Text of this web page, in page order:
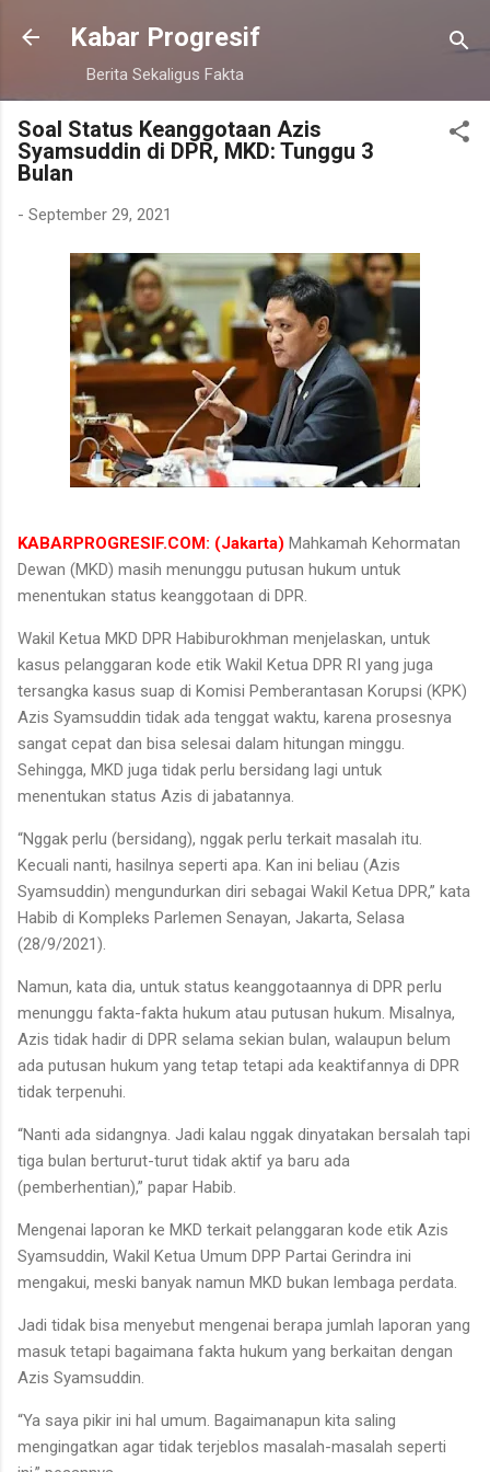
Langsung ke konten utama
Kabar Progresif
Berita Sekaligus Fakta
Soal Status Keanggotaan Azis
Syamsuddin di DPR, MKD: Tunggu 3
Bulan
- September 29, 2021
KABARPROGRESIF.COM: (Jakarta) Mahkamah Kehormatan
Dewan (MKD) masih menunggu putusan hukum untuk
menentukan status keanggotaan di DPR.
Wakil Ketua MKD DPR Habiburokhman menjelaskan, untuk
kasus pelanggaran kode etik Wakil Ketua DPR RI yang juga
tersangka kasus suap di Komisi Pemberantasan Korupsi (KPK)
Azis Syamsuddin tidak ada tenggat waktu, karena prosesnya
sangat cepat dan bisa selesai dalam hitungan minggu.
Sehingga, MKD juga tidak perlu bersidang lagi untuk
menentukan status Azis di jabatannya.
“Nggak perlu (bersidang), nggak perlu terkait masalah itu.
Kecuali nanti, hasilnya seperti apa. Kan ini beliau (Azis
Syamsuddin) mengundurkan diri sebagai Wakil Ketua DPR,” kata
Habib di Kompleks Parlemen Senayan, Jakarta, Selasa
(28/9/2021).
Namun, kata dia, untuk status keanggotaannya di DPR perlu
menunggu fakta-fakta hukum atau putusan hukum. Misalnya,
Azis tidak hadir di DPR selama sekian bulan, walaupun belum
ada putusan hukum yang tetap tetapi ada keaktifannya di DPR
tidak terpenuhi.
“Nanti ada sidangnya. Jadi kalau nggak dinyatakan bersalah tapi
tiga bulan berturut-turut tidak aktif ya baru ada
(pemberhentian),” papar Habib.
Mengenai laporan ke MKD terkait pelanggaran kode etik Azis
Syamsuddin, Wakil Ketua Umum DPP Partai Gerindra ini
mengakui, meski banyak namun MKD bukan lembaga perdata.
Jadi tidak bisa menyebut mengenai berapa jumlah laporan yang
masuk tetapi bagaimana fakta hukum yang berkaitan dengan
Azis Syamsuddin.
“Ya saya pikir ini hal umum. Bagaimanapun kita saling
mengingatkan agar tidak terjeblos masalah-masalah seperti